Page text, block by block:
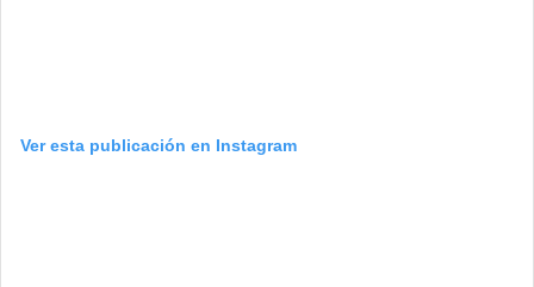
Ver esta publicación en Instagram